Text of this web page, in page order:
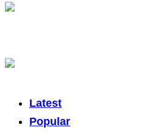
Latest
Popular